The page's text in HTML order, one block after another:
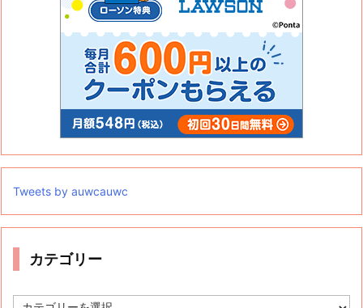
Tweets by auwcauwc
カテゴリー